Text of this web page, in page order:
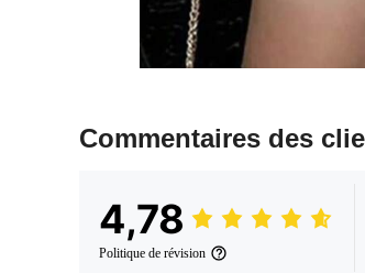
Commentaires des
4,78
Politique de révision